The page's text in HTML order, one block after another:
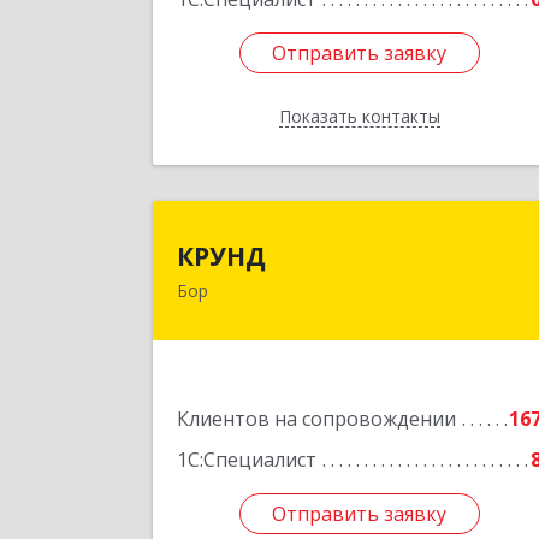
Отправить заявку
Показать контакты
Отправить заявку
Назад
КРУНД
Бор
Клиентов на сопровождении
1С:Специалист
Отправить заявку
Отправить заявку